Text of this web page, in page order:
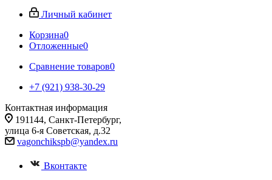
Личный кабинет
Корзина0
Отложенные0
Сравнение товаров0
+7 (921) 938-30-29
Контактная информация
191144, Санкт-Петербург,
улица 6-я Советская, д.32
vagonchikspb@yandex.ru
Вконтакте